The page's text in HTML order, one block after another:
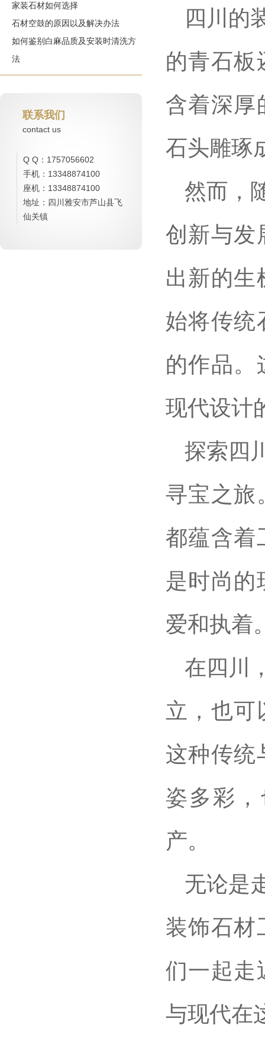
家装石材如何选择
石材空鼓的原因以及解决办法
如何鉴别白麻品质及安装时清洗方
法
联系我们
contact us
Q Q：1757056602
手机：13348874100
座机：13348874100
地址：四川雅安市芦山县飞
仙关镇
四川的
的青石板
含着深厚
石头雕琢
然而，
创新与发
出新的生
始将传统
的作品。
现代设计
探索四
寻宝之旅
都蕴含着
是时尚的
爱和执着
在四川
立，也可
这种传统
姿多彩
产。
无论是
装饰石材
们一起走
与现代在